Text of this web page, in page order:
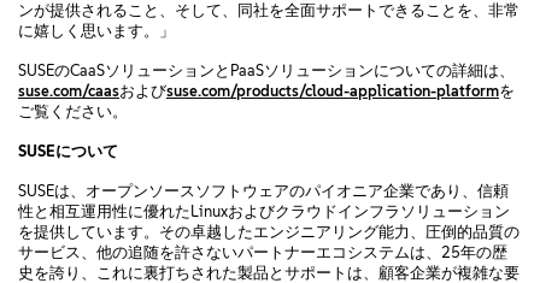
ンが提供されること、そして、同社を全面サポートできることを、非常
に嬉しく思います。」
SUSEのCaaSソリューションとPaaSソリューションについての詳細は、
suse.com/caasおよびsuse.com/products/cloud-application-platformを
ご覧ください。
SUSEについて
SUSEは、オープンソースソフトウェアのパイオニア企業であり、信頼
性と相互運用性に優れたLinuxおよびクラウドインフラソリューション
を提供しています。その卓越したエンジニアリング能力、圧倒的品質の
サービス、他の追随を許さないパートナーエコシステムは、25年の歴
史を誇り、これに裏打ちされた製品とサポートは、顧客企業が複雑な要